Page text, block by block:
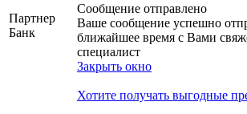
Партнер
Банк
Сообщение отправлено
Ваше сообщение успешно
ближайшее время с Вами
специалист
Закрыть окно
Хотите получать выгодные